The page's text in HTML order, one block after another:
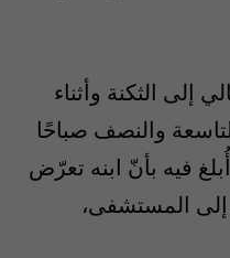
إلى الثكنة وأثناء
والنصف صباحًا
فيه بأنّ ابنه تعرّض
المستشفى،